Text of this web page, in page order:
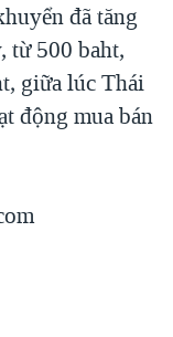
đã tăng
từ 500 baht,
giữa lúc Thái
động mua bán